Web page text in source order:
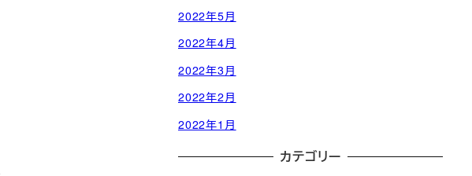
2022年5月
2022年4月
2022年3月
2022年2月
2022年1月
カテゴリー